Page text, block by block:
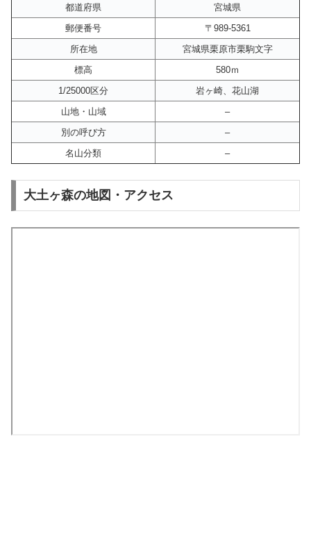
都道府県
宮城県
郵便番号
〒989-5361
所在地
宮城県栗原市栗駒文字
標高
580ｍ
1/25000区分
岩ヶ崎、花山湖
山地・山域
–
別の呼び方
–
名山分類
–
大土ヶ森の地図・アクセス